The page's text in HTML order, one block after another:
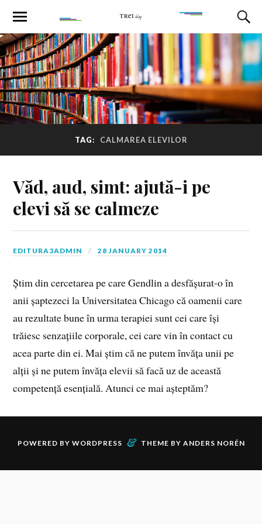
TAG: CALMAREA ELEVILOR
Văd, aud, simt: ajută-i pe
elevi să se calmeze
EDITURA3ADMIN 28 JANUARY 2014
Știm din cercetarea pe care Gendlin a desfășurat-o în
anii șaptezeci la Universitatea Chicago că oamenii care
au rezultate bune în urma terapiei sunt cei care își
trăiesc senzațiile corporale, cei care vin în contact cu
acea parte din ei. Mai știm că ne putem învăța unii pe
alții și ne putem învăța elevii să facă uz de această
competență esențială. Atunci ce mai așteptăm?
POWERED BY WORDPRESS & THEME BY ANDERS NORÉN